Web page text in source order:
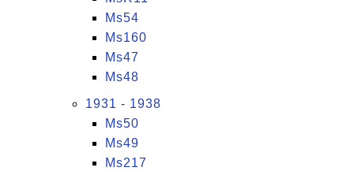
Ms54
Ms160
Ms47
Ms48
1931 - 1938
Ms50
Ms49
Ms217